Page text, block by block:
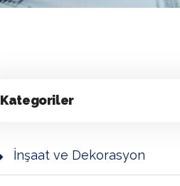
Kategoriler
İnşaat ve Dekorasyon